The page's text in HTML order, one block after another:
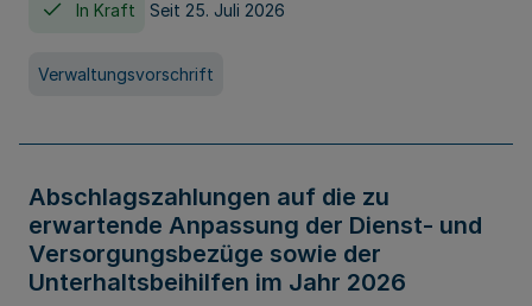
In Kraft Seit 25. Juli 2026
Verwaltungsvorschrift
Abschlagszahlungen auf die zu
erwartende Anpassung der Dienst- und
Versorgungsbezüge sowie der
Unterhaltsbeihilfen im Jahr 2026